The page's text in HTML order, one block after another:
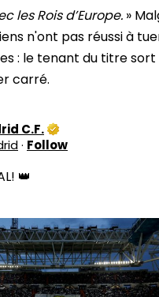
les Rois d’Europe. »
n'ont pas réussi à
: le tenant du titre sort
carré.
C.F.
· Follow
👑